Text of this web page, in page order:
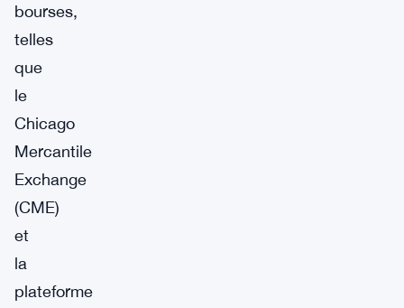
bourses,
telles
que
le
Chicago
Mercantile
Exchange
(CME)
et
la
plateforme